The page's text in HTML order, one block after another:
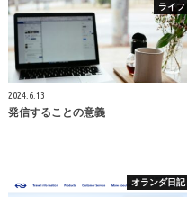
ライフ
2024.6.13
発信することの意義
オランダ日記